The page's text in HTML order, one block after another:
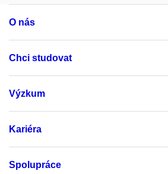
O nás
Chci studovat
Výzkum
Kariéra
Spolupráce